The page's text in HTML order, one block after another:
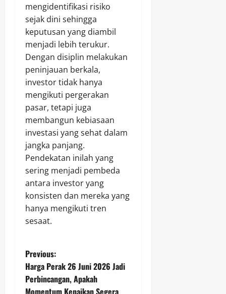
mengidentifikasi risiko
sejak dini sehingga
keputusan yang diambil
menjadi lebih terukur.
Dengan disiplin melakukan
peninjauan berkala,
investor tidak hanya
mengikuti pergerakan
pasar, tetapi juga
membangun kebiasaan
investasi yang sehat dalam
jangka panjang.
Pendekatan inilah yang
sering menjadi pembeda
antara investor yang
konsisten dan mereka yang
hanya mengikuti tren
sesaat.
P
o
Previous:
Harga Perak 26 Juni 2026 Jadi
Perbincangan, Apakah
Momentum Kenaikan Segera